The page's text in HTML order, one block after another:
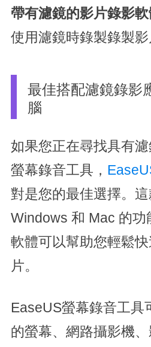
帶有濾鏡的影片錄影軟
使用濾鏡時錄製錄製影
最佳搭配濾鏡錄影
腦
如果您正在尋找具有
螢幕錄音工具，
對是您的最佳選擇。
Windows 和 Mac 的功
軟體可以幫助您輕鬆
片。
EaseUS螢幕錄音工具
的螢幕、網路攝影機